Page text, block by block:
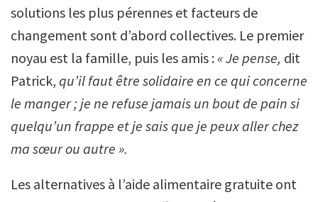
solutions les plus pérennes et facteurs de
changement sont d’abord collectives. Le premier
noyau est la famille, puis les amis : «Je pense, dit
Patrick, qu’il faut être solidaire en ce qui concerne
le manger ; je ne refuse jamais un bout de pain si
quelqu’un frappe et je sais que je peux aller chez
ma sœur ou autre ».
Les alternatives à l’aide alimentaire gratuite ont